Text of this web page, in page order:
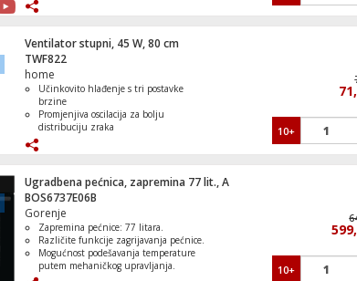
Regenerativni E-ABS sistem kočenja za
veću sigurnost
IPX5 zaštita od prskanja vode i sklopivi
dizajn
Ventilator stupni, 45 W, 80 cm
TWF822
home
Učinkovito hlađenje s tri postavke
brzine
Promjenjiva oscilacija za bolju
distribuciju zraka
upotrebu
Jednostavan za nošenje
Moderan i elegantan izgled koji se
uklapa u svaki interijer
10+
Ugradbena pećnica, zapremina 77 lit., A
BOS6737E06B
Gorenje
Zapremina pećnice: 77 litara.
Različite funkcije zagrijavanja pećnice.
Mogućnost podešavanja temperature
putem mehaničkog upravljanja.
10+
Televizor Smart QLED 1000Hz 4K